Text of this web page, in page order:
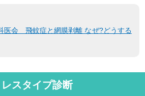
医会 飛蚊症と網膜剥離 なぜ?どうする
スタイプ診断